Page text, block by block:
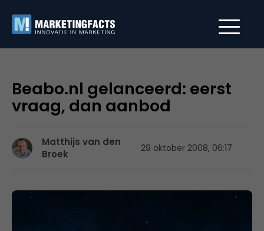
Beabo.nl gelanceerd: eerst
vraag, dan aanbod
Matthijs van den
Broek
29 oktober 2008, 06:17